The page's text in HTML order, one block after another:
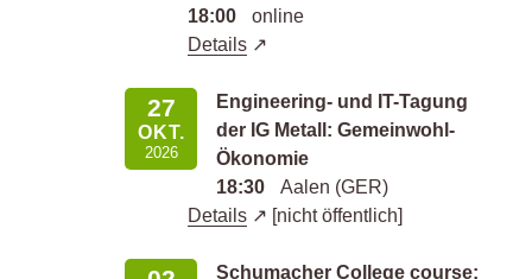
18:00
online
Details
27
OKT.
2026
Engineering- und IT-Tagung
der IG Metall: Gemeinwohl-
Ökonomie
18:30
Aalen (GER)
Details
[nicht öffentlich]
Schumacher College course: